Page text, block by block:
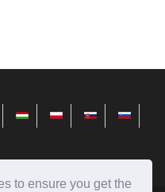
to ensure you get the